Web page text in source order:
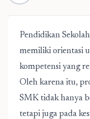
Pendidikan
memiliki orientasi
kompetensi yang
Oleh karena itu,
SMK tidak hanya
tetapi juga pada